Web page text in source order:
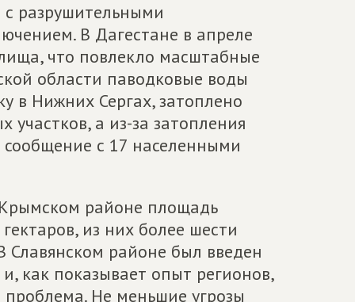
разрушительными
В Дагестане в апреле
что повлекло масштабные
области паводковые воды
в Нижних Сергах, затоплено
а из-за затопления
с 17 населенными
районе площадь
из них более шести
Славянском районе был введен
как показывает опыт регионов,
Не меньшие угрозы